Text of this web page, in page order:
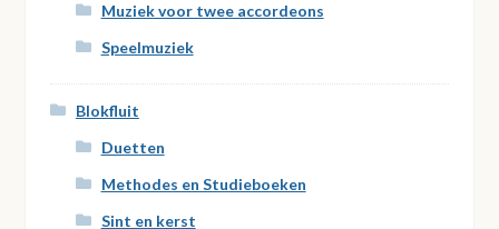
Muziek voor twee accordeons
Speelmuziek
Blokfluit
Duetten
Methodes en Studieboeken
Sint en kerst